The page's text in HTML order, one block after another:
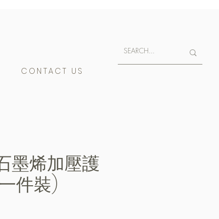
墨烯加壓護
件裝)
CONTACT US